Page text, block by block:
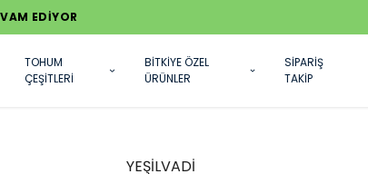
EDİYOR
TOHUM
ÇEŞİTLERİ
BİTKİYE ÖZEL
ÜRÜNLER
SİPARİŞ
TAKİP
YEŞİLVADİ